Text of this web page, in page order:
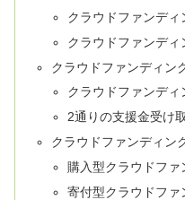
クラウドファンディ
クラウドファンディ
クラウドファンディン
クラウドファンディ
2通りの支援金受け
クラウドファンディン
購入型クラウドファ
寄付型クラウドファ